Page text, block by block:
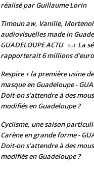
réalisé par Guillaume Lorin
Timoun aw, Vanille,
audiovisuelles made in
GUADELOUPE ACTU sur La
rapporterait 6 millions
Respire + la première usine
masque en Guadeloupe -
Doit-on s’attendre à des
modifiés en Guadeloupe ?
Cyclisme, une saison
Carène en grande forme -
Doit-on s’attendre à des
modifiés en Guadeloupe ?